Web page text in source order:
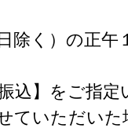
く）の正午
】をご指定
ていただいた